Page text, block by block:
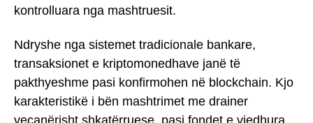
kontrolluara nga mashtruesit.
Ndryshe nga sistemet tradicionale bankare,
transaksionet e kriptomonedhave janë të
pakthyeshme pasi konfirmohen në blockchain. Kjo
karakteristikë i bën mashtrimet me drainer
veçanërisht shkatërruese, pasi fondet e vjedhura